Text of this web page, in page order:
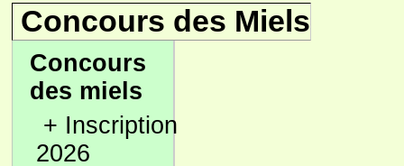
Concours des Miels
Concours
des miels
+ Inscription
2026